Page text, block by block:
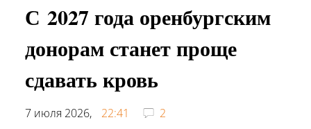
С 2027 года оренбургским
донорам станет проще
сдавать кровь
7 июля 2026, 22:41
2